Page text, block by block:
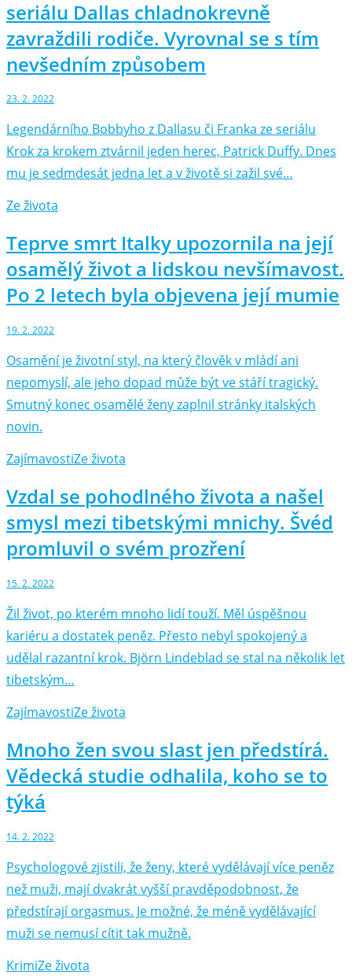
seriálu Dallas chladnokrevně
zavraždili rodiče. Vyrovnal se s tím
nevšedním způsobem
23. 2. 2022
Legendárního Bobbyho z Dallasu či Franka ze seriálu
Krok za krokem ztvárnil jeden herec, Patrick Duffy. Dnes
mu je sedmdesát jedna let a v životě si zažil své…
Ze života
Teprve smrt Italky upozornila na její
osamělý život a lidskou nevšímavost.
Po 2 letech byla objevena její mumie
19. 2. 2022
Osamění je životní styl, na který člověk v mládí ani
nepomyslí, ale jeho dopad může být ve stáří tragický.
Smutný konec osamělé ženy zaplnil stránky italských
novin.
ZajímavostiZe života
Vzdal se pohodlného života a našel
smysl mezi tibetskými mnichy. Švéd
promluvil o svém prozření
15. 2. 2022
Žil život, po kterém mnoho lidí touží. Měl úspěšnou
kariéru a dostatek peněz. Přesto nebyl spokojený a
udělal razantní krok. Björn Lindeblad se stal na několik let
tibetským…
ZajímavostiZe života
Mnoho žen svou slast jen předstírá.
Vědecká studie odhalila, koho se to
týká
14. 2. 2022
Psychologové zjistili, že ženy, které vydělávají více peněz
než muži, mají dvakrát vyšší pravděpodobnost, že
předstírají orgasmus. Je možné, že méně vydělávající
muži se nemusí cítit tak mužně.
KrimiZe života